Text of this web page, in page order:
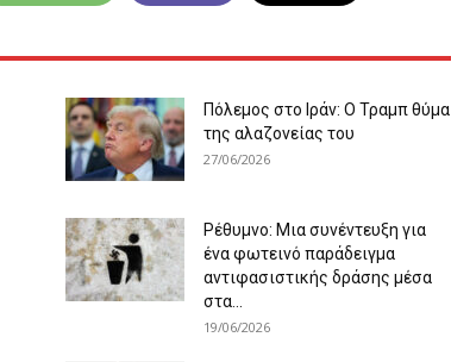
Πόλεμος στο Ιράν: Ο Τραμπ θύμα
της αλαζονείας του
27/06/2026
Ρέθυμνο: Μια συνέντευξη για
ένα φωτεινό παράδειγμα
αντιφασιστικής δράσης μέσα
στα...
19/06/2026